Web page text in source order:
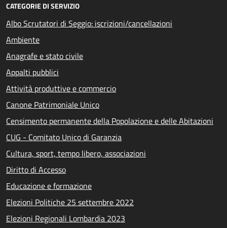
CATEGORIE DI SERVIZIO
Albo Scrutatori di Seggio: iscrizioni/cancellazioni
Ambiente
Anagrafe e stato civile
Appalti pubblici
Attività produttive e commercio
Canone Patrimoniale Unico
Censimento permanente della Popolazione e delle Abitazioni
CUG - Comitato Unico di Garanzia
Cultura, sport, tempo libero, associazioni
Diritto di Accesso
Educazione e formazione
Elezioni Politiche 25 settembre 2022
Elezioni Regionali Lombardia 2023